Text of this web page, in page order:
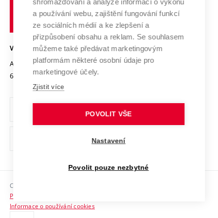
Transfer znalostí
Open Science
Projekty
Projekty ze strukturálních fondů
Specifický výzkum
Služby univerzity
Mezinárodní dohody
Univerzitní sítě
Udržitelná univerzita
Podnikavá univerzita / ContriBUTe
Bezpečná univerzita
Vyznamenání
Organizační struktura
Ochrana osobních údajů
odkaz)
Sociální bezpečí
HR Award
učení
technické
VYSOKÉ UČENÍ TECHNICKÉ V BRNĚ
Antonínská 548/1
602 00 Brno
www.vut.cz
vut@vutbr.cz
Copyright © 2026 VUT
Prohlášení o přístupnosti
Informace o používání cookies
shromažďování a analýze informací o výkonu
a používání webu, zajištění fungování funkcí
ze sociálních médií a ke zlepšení a
přizpůsobení obsahu a reklam. Se souhlasem
můžeme také předávat marketingovým
platformám některé osobní údaje pro
marketingové účely.
Zjistit více
POVOLIT VŠE
Nastavení
Povolit pouze nezbytné